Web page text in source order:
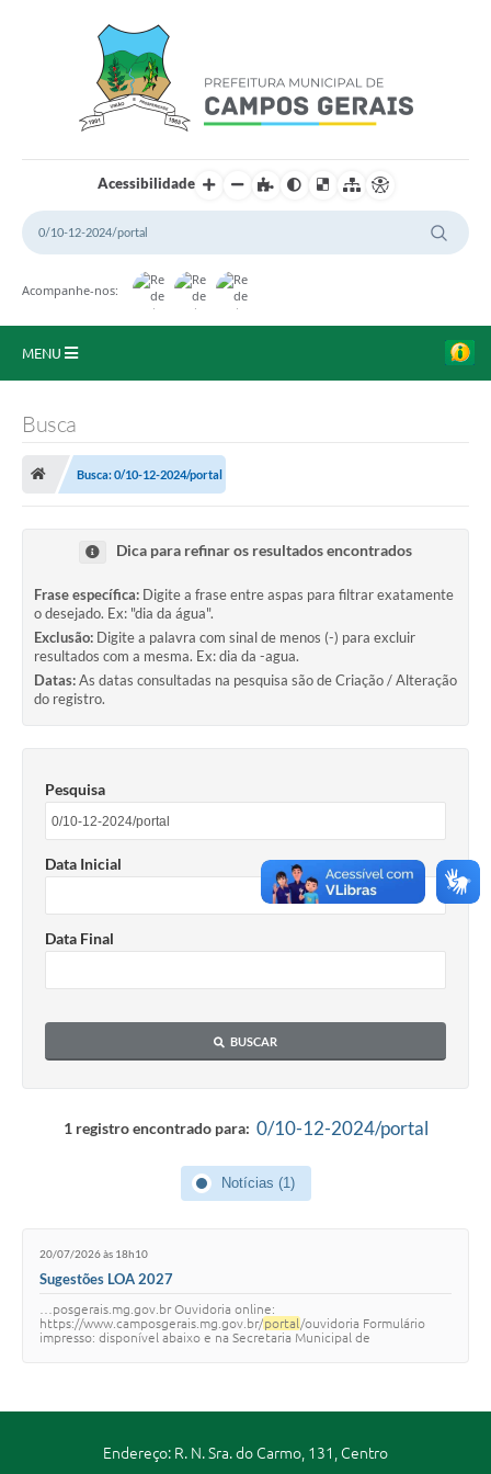
Acessibilidade
Acompanhe-nos:
MENU
A Prefeitura
Portal da Transparência
Mais
Busca
Busca: 0/10-12-2024/portal
Dica para refinar os resultados encontrados
Frase específica: Digite a frase entre aspas para filtrar exatamente
o desejado. Ex: "dia da água".
Exclusão: Digite a palavra com sinal de menos (-) para excluir
resultados com a mesma. Ex: dia da -agua.
Datas:As datas consultadas na pesquisa são de Criação / Alteração
do registro.
Pesquisa
Data Inicial
Data Final
BUSCAR
1 registro encontrado para: 0/10-12-2024/portal
Notícias (1)
20/07/2026 às 18h10
Sugestões LOA 2027
…posgerais.mg.gov.br Ouvidoria online:
https://www.camposgerais.mg.gov.br/portal /ouvidoria Formulário
impresso: disponível abaixo e na Secretaria Municipal de
Endereço: R. N. Sra. do Carmo, 131, Centro